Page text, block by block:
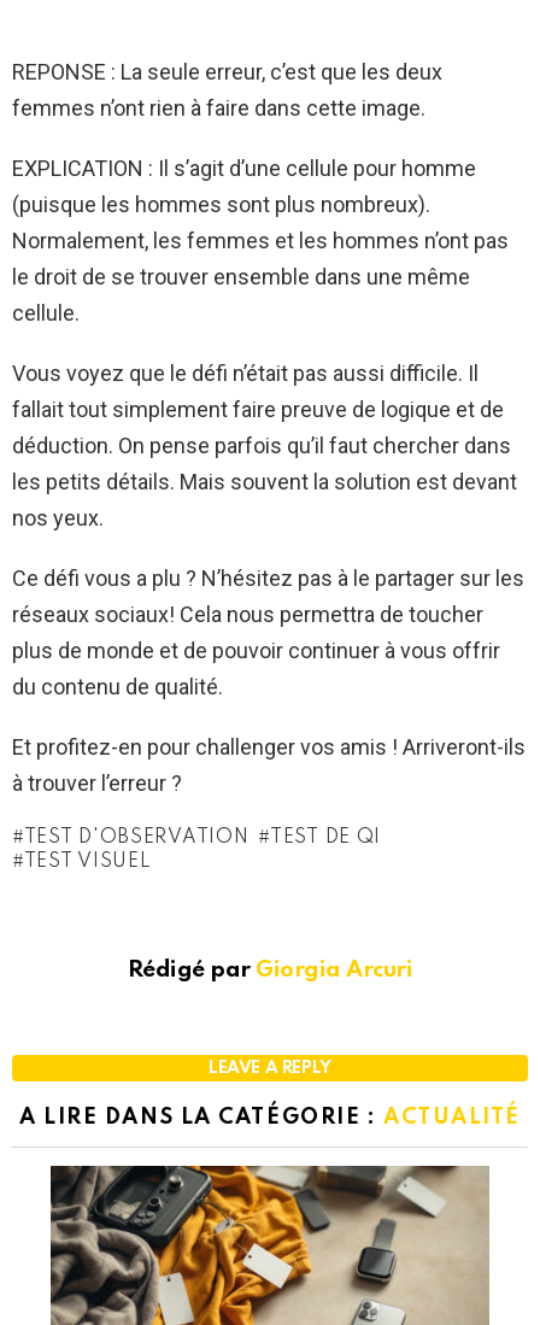
REPONSE : La seule erreur, c’est que les deux
femmes n’ont rien à faire dans cette image.
EXPLICATION : Il s’agit d’une cellule pour homme
(puisque les hommes sont plus nombreux).
Normalement, les femmes et les hommes n’ont pas
le droit de se trouver ensemble dans une même
cellule.
Vous voyez que le défi n’était pas aussi difficile. Il
fallait tout simplement faire preuve de logique et de
déduction. On pense parfois qu’il faut chercher dans
les petits détails. Mais souvent la solution est devant
nos yeux.
Ce défi vous a plu ? N’hésitez pas à le partager sur les
réseaux sociaux! Cela nous permettra de toucher
plus de monde et de pouvoir continuer à vous offrir
du contenu de qualité.
Et profitez-en pour challenger vos amis ! Arriveront-ils
à trouver l’erreur ?
TEST D'OBSERVATION
TEST DE QI
TEST VISUEL
Rédigé par Giorgia Arcuri
LEAVE A REPLY
A LIRE DANS LA CATÉGORIE : ACTUALITÉ